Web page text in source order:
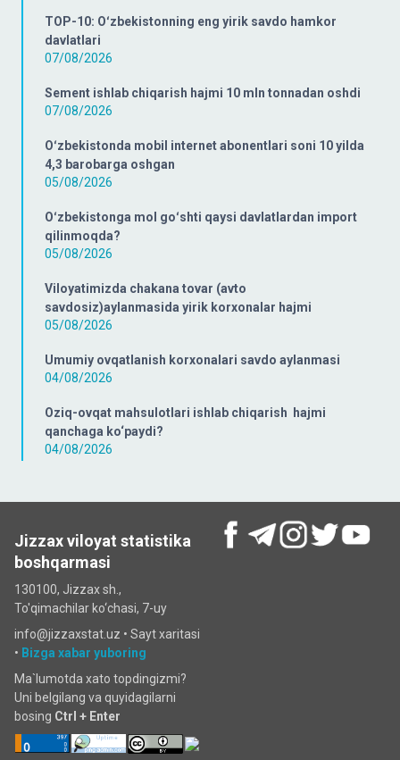
TOP-10: Oʻzbekistonning eng yirik savdo hamkor
davlatlari
07/08/2026
Sement ishlab chiqarish hajmi 10 mln tonnadan oshdi
07/08/2026
Oʻzbekistonda mobil internet abonentlari soni 10 yilda
4,3 barobarga oshgan
05/08/2026
Oʻzbekistonga mol goʻshti qaysi davlatlardan import
qilinmoqda?
05/08/2026
Viloyatimizda chakana tovar (avto
savdosiz)aylanmasida yirik korxonalar hajmi
05/08/2026
Umumiy ovqatlanish korxonalari savdo aylanmasi
04/08/2026
Oziq-ovqat mahsulotlari ishlab chiqarish hajmi
qanchaga ko‘paydi?
04/08/2026
Jizzax viloyat statistika
boshqarmasi
130100, Jizzax sh.,
To'qimachilar ko‘chаsi, 7-uy
info@jizzaxstat.uz • Sayt xaritasi
• Bizga xabar yuboring
Ma`lumotda xato topdingizmi?
Uni belgilang va quyidagilarni
bosing Ctrl + Enter